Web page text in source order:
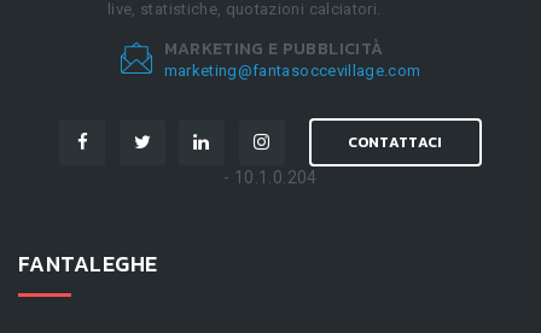
live, statistiche, quotazioni calciatori.
MARKETING E PUBBLICITÀ
marketing@fantasoccevillage.com
CONTATTACI
- 10.1.0.204
FANTALEGHE